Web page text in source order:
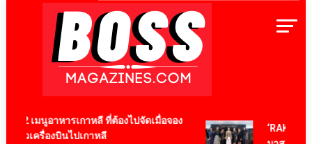
BossMagazinesThailand
12 เมนูอาหารเกาหลี ที่ต้องไปจัดเมื่อจอง
ตั๋วเครื่องบินไปเกาหลี